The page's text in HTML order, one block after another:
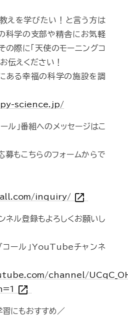
えを学びたい！と言う方は
科学の支部や精舎にお気軽
際に「天使のモーニングコ
伝えください！
ある幸福の科学の施設を調
science.jp/
ル」番組へのメッセージはこ
募もこちらのフォームからで
inquiry/ open_in_new
ル登録もよろしくお願いし
コール」YouTubeチャンネ
channel/
open_in_new
習にもおすすめ／